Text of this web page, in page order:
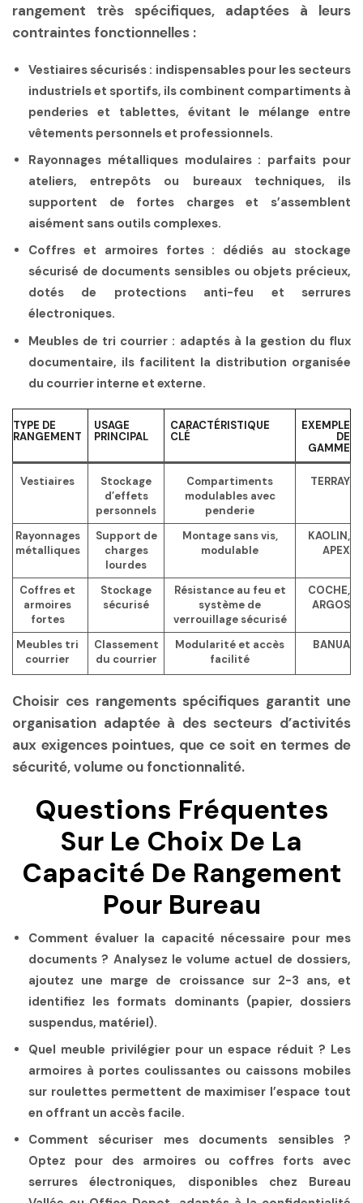
rangement très spécifiques, adaptées à leurs
contraintes fonctionnelles :
Vestiaires sécurisés : indispensables pour les secteurs
industriels et sportifs, ils combinent compartiments à
penderies et tablettes, évitant le mélange entre
vêtements personnels et professionnels.
Rayonnages métalliques modulaires: parfaits pour
ateliers, entrepôts ou bureaux techniques, ils
supportent de fortes charges et s’assemblent
aisément sans outils complexes.
Coffres et armoires fortes: dédiés au stockage
sécurisé de documents sensibles ou objets précieux,
dotés de protections anti-feu et serrures
électroniques.
Meubles de tri courrier : adaptés à la gestion du flux
documentaire, ils facilitent la distribution organisée
du courrier interne et externe.
TYPE DE
RANGEMENT
USAGE
PRINCIPAL
CARACTÉRISTIQUE
CLÉ
EXEMPLE
DE
GAMME
Vestiaires
Stockage
d’effets
personnels
Compartiments
modulables avec
penderie
TERRAY
Rayonnages
métalliques
Support de
charges
lourdes
Montage sans vis,
modulable
KAOLIN,
APEX
Coffres et
armoires
fortes
Stockage
sécurisé
Résistance au feu et
système de
verrouillage sécurisé
COCHE,
ARGOS
Meubles tri
courrier
Classement
du courrier
Modularité et accès
facilité
BANUA
Choisir ces rangements spécifiques garantit une
organisation adaptée à des secteurs d’activités
aux exigences pointues, que ce soit en termes de
sécurité, volume ou fonctionnalité.
Questions Fréquentes
Sur Le Choix De La
Capacité De Rangement
Pour Bureau
Comment évaluer la capacité nécessaire pour mes
documents ? Analysez le volume actuel de dossiers,
ajoutez une marge de croissance sur 2-3 ans, et
identifiez les formats dominants (papier, dossiers
suspendus, matériel).
Quel meuble privilégier pour un espace réduit ? Les
armoires à portes coulissantes ou caissons mobiles
sur roulettes permettent de maximiser l’espace tout
en offrant un accès facile.
Comment sécuriser mes documents sensibles ?
Optez pour des armoires ou coffres forts avec
serrures électroniques, disponibles chez Bureau